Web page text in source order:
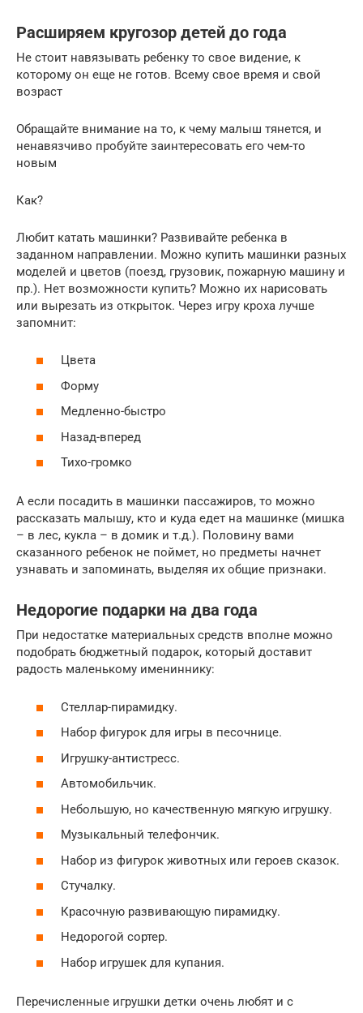
Расширяем кругозор детей до года
Не стоит навязывать ребенку то свое видение, к
которому он еще не готов. Всему свое время и свой
возраст
Обращайте внимание на то, к чему малыш тянется, и
ненавязчиво пробуйте заинтересовать его чем-то
новым
Как?
Любит катать машинки? Развивайте ребенка в
заданном направлении. Можно купить машинки разных
моделей и цветов (поезд, грузовик, пожарную машину и
пр.). Нет возможности купить? Можно их нарисовать
или вырезать из открыток. Через игру кроха лучше
запомнит:
Цвета
Форму
Медленно-быстро
Назад-вперед
Тихо-громко
А если посадить в машинки пассажиров, то можно
рассказать малышу, кто и куда едет на машинке (мишка
– в лес, кукла – в домик и т.д.). Половину вами
сказанного ребенок не поймет, но предметы начнет
узнавать и запоминать, выделяя их общие признаки.
Недорогие подарки на два года
При недостатке материальных средств вполне можно
подобрать бюджетный подарок, который доставит
радость маленькому имениннику:
Стеллар-пирамидку.
Набор фигурок для игры в песочнице.
Игрушку-антистресс.
Автомобильчик.
Небольшую, но качественную мягкую игрушку.
Музыкальный телефончик.
Набор из фигурок животных или героев сказок.
Стучалку.
Красочную развивающую пирамидку.
Недорогой сортер.
Набор игрушек для купания.
Перечисленные игрушки детки очень любят и с